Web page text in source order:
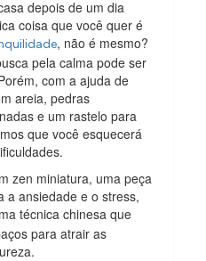
depois de um dia
coisa que você quer é
, não é mesmo?
pela calma pode ser
com a ajuda de
areia, pedras
e um rastelo para
que você esquecerá
zen miniatura, uma peça
a ansiedade e o stress,
técnica chinesa que
para atrair as